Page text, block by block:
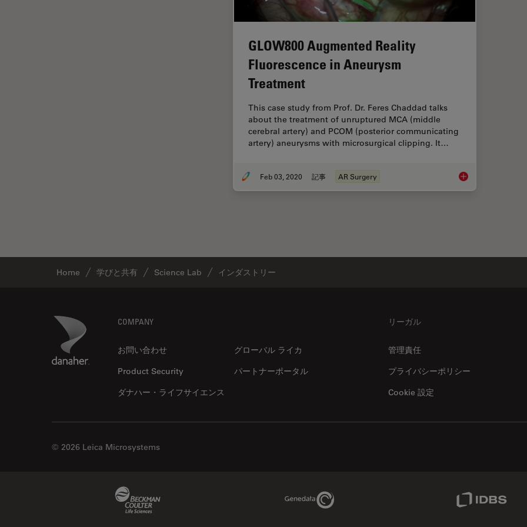
バッテリー製造
プリント基板（PCB）
ボストン・イノベーション・ハ
マイクロエレクトロニクス
ライトシート顕微鏡
ライフサイエンス
GLOW800 Augmented Reality
Fluorescence in Aneurysm
Treatment
This case study from Prof. Dr. Feres Chaddad talks
about the treatment of unruptured MCA (middle
cerebral artery) and PCOM (posterior communicating
artery) aneurysms with microsurgical clipping. It…
Feb 03, 2020 記事 AR Surgery GLOW800
Home 学びと共有 Science Lab インダストリー
Danaher Logo COMPANY
お問い合わせ
グローバル ライカ
Product Security
パートナーポータル
ダナハー・ライフサイエンス
リーガル
管理責任
プライバシーポリシー
Cookie 設定
© 2026 Leica Microsystems
Genedata Link